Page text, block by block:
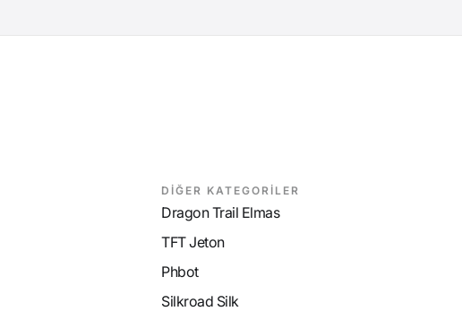
DİĞER KATEGORİLER
Dragon Trail Elmas
TFT Jeton
Phbot
Silkroad Silk